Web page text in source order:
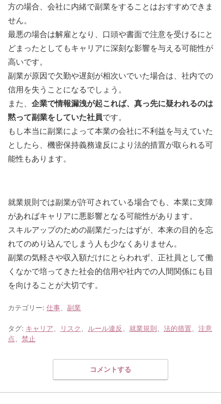
方の場合、会社に内緒で副業をすることはおすすめできま
せん。
最悪の場合は解雇となり、口頭や書面で注意を受けるにと
どまったとしてもキャリアに深刻な影響を与える可能性が
高いです。
副業が原因で欠勤や遅刻が相次いでいた場合は、社内での
信用を失うことになるでしょう。
また、 企業で情報漏洩が起これば、真っ先に疑われるのは
黙って副業をしていた社員です。
もし本当に副業によって本業の会社に不利益を与えていた
としたら、機密保持義務違反により法的措置が取られる可
能性もあります。
就業規則では副業が許可されている場合でも、本業に支障
があればキャリアに悪影響となる可能性があります。
スキルアップのための副業だったはずが、本来の目的を忘
れてのめり込んでしまう人も少なくありません。
副業の気軽さや収入額だけにとらわれず、正社員として働
くなかで培ってきた社会的信用や社内での人間関係にも目
を向けることが大切です。
カテゴリー: 仕事 副業
タグ: キャリア リスク ルール違反 就業規則 法的措置
注意
点
禁止
コメントする